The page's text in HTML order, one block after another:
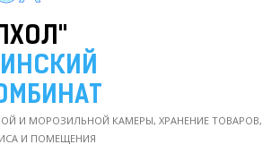
И МОРОЗИЛЬНОЙ КАМЕРЫ, ХРАНЕНИЕ ТОВАРОВ,
И ПОМЕЩЕНИЯ